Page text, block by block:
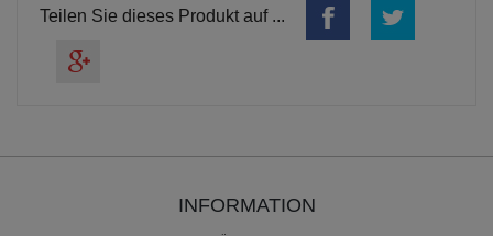
Teilen Sie dieses Produkt auf ...
INFORMATION